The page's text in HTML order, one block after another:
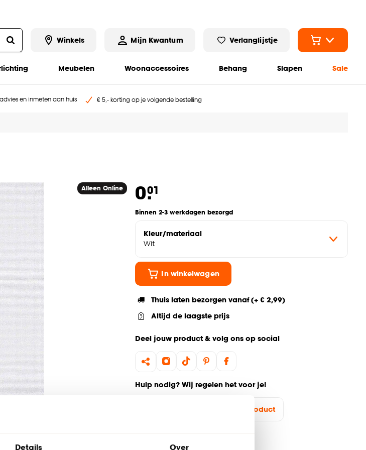
Details Over
Winkels Mijn Kwantum Verlanglijstje
Meubelen Woonaccessoires Behang Slapen Sale
en inmeten aan huis € 5,- korting op je volgende bestelling
Alleen Online 0.01
Binnen 2-3 werkdagen bezorgd
Kleur/materiaal
Wit
In winkelwagen
Thuis laten bezorgen vanaf (+ € 2,99)
Altijd de laagste prijs
Deel jouw product & volg ons op social
Hulp nodig? Wij regelen het voor je!
Ga terug naar het hoofdproduct